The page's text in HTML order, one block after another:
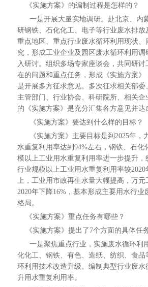
《实施方案》的编制过程是怎样的？
一是开展大量实地调研。赴北京、内
研钢铁、石化化工、电子等行业废水排放
重点地区、重点行业废水循环利用现状、
究，形成工业企业及园区废水循环利用调
入研讨。组织多场专家座谈会，共同研
在的问题和重点任务，形成《实施方案》
是开展多方征求意见。多次征求相关部委
主管部门、行业协会、科研院所、相关
的《实施方案》是充分汇集各方意见并达
《实施方案》要达到什么样的目标？
《实施方案》主要目标是到2025年，
水重复利用率达到94%左右，钢铁、石化
模以上工业用水重复利用率进一步提升，
行业规模以上工业用水重复利用率较2020
上，工业用市政再生水量大幅提高，万元
2020年下降16%，基本形成主要用水行业
格局。
《实施方案》重点任务有哪些？
《实施方案》提出了7个方面的具体任务
一是聚焦重点行业，实施废水循环利
化化工、钢铁、有色、造纸、纺织、食品
环利用技术改造升级。编制典型行业废水
升用水重复利用率。